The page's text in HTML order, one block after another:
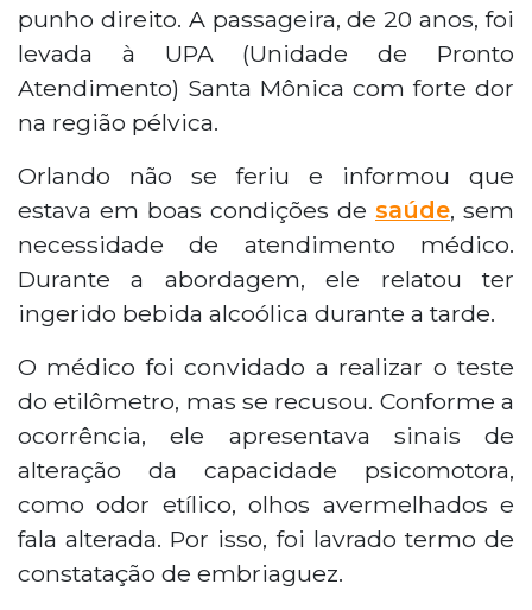
punho direito. A passageira, de 20 anos, foi
levada à UPA (Unidade de Pronto
Atendimento) Santa Mônica com forte dor
na região pélvica.
Orlando não se feriu e informou que
estava em boas condições de saúde, sem
necessidade de atendimento médico.
Durante a abordagem, ele relatou ter
ingerido bebida alcoólica durante a tarde.
O médico foi convidado a realizar o teste
do etilômetro, mas se recusou. Conforme a
ocorrência, ele apresentava sinais de
alteração da capacidade psicomotora,
como odor etílico, olhos avermelhados e
fala alterada. Por isso, foi lavrado termo de
constatação de embriaguez.